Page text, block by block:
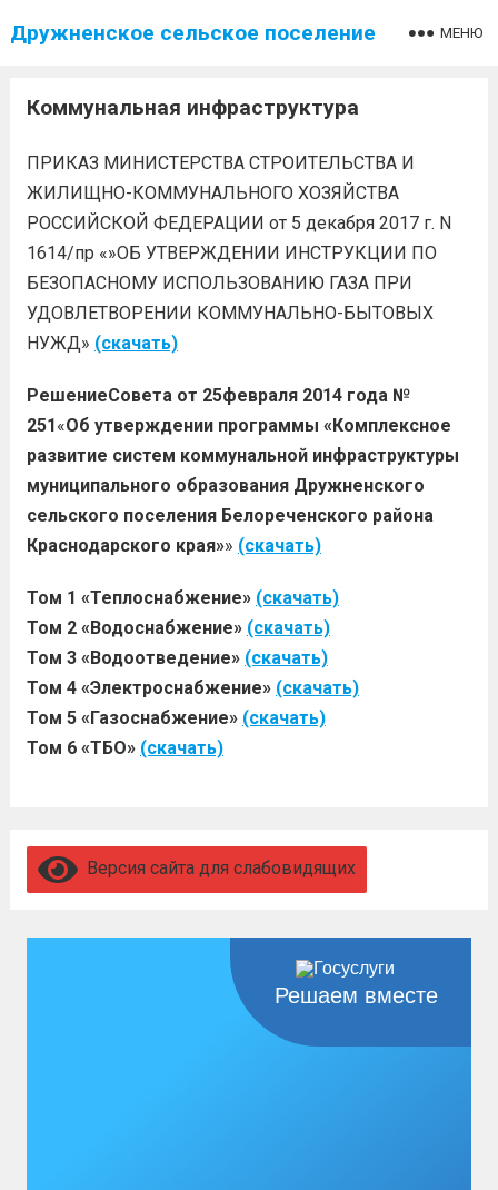
Дружненское сельское поселение МЕНЮ
Коммунальная инфраструктура
ПРИКАЗ МИНИСТЕРСТВА СТРОИТЕЛЬСТВА И
ЖИЛИЩНО-КОММУНАЛЬНОГО ХОЗЯЙСТВА
РОССИЙСКОЙ ФЕДЕРАЦИИ от 5 декабря 2017 г. N
1614/пр «»ОБ УТВЕРЖДЕНИИ ИНСТРУКЦИИ ПО
БЕЗОПАСНОМУ ИСПОЛЬЗОВАНИЮ ГАЗА ПРИ
УДОВЛЕТВОРЕНИИ КОММУНАЛЬНО-БЫТОВЫХ
НУЖД» (скачать)
РешениеСовета от 25февраля 2014 года №
251«Об утверждении программы «Комплексное
развитие систем коммунальной инфраструктуры
муниципального образования Дружненского
сельского поселения Белореченского района
Краснодарского края»» (скачать)
Том 1 «Теплоснабжение» (скачать)
Том 2 «Водоснабжение» (скачать)
Том 3 «Водоотведение» (скачать)
Том 4 «Электроснабжение» (скачать)
Том 5 «Газоснабжение» (скачать)
Том 6 «ТБО» (скачать)
Версия сайта для слабовидящих
Решаем вместе